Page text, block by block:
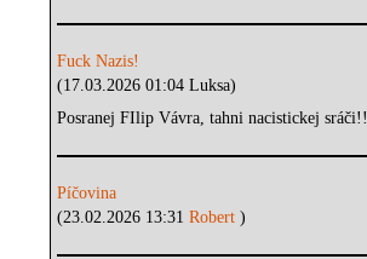
Fuck Nazis!
(17.03.2026 01:04 Luksa)
Posranej FIlip Vávra, tahni nacistickej sráči!!
Píčovina
(23.02.2026 13:31Robert)